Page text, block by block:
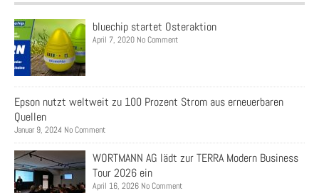
bluechip startet Osteraktion
April 7, 2020 No Comment
Epson nutzt weltweit zu 100 Prozent Strom aus erneuerbaren
Quellen
Januar 9, 2024 No Comment
WORTMANN AG lädt zur TERRA Modern Business
Tour 2026 ein
April 16, 2026 No Comment